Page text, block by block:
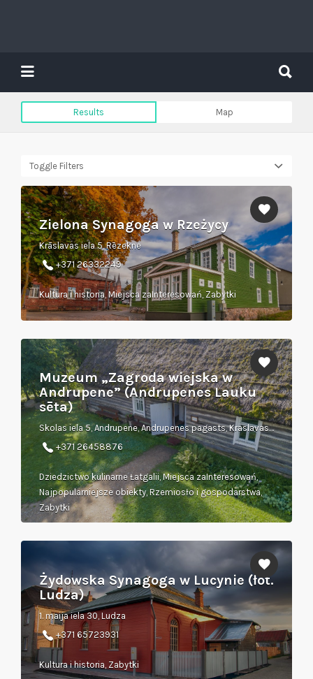
Tavs brīvdienu ceļvedis
for:
Results Map
Toggle Filters
Zielona Synagoga w Rzeżycy
Krāslavas iela 5, Rēzekne
+371 26332249
Kultura i historia, Miejsca zaInteresowań, Zabytki
Muzeum „Zagroda wiejska w
Andrupene” (Andrupenes Lauku
sēta)
Skolas iela 5, Andrupene, Andrupenes pagasts, Kraslavas novads
+371 26458876
Dziedzictwo kulinarne Łatgalii, Miejsca zaInteresowań,
Najpopularniejsze obiekty, Rzemiosło i gospodarstwa,
Zabytki
Żydowska Synagoga w Lucynie (łot.
Ludza)
1. maija iela 30, Ludza
+371 65723931
Kultura i historia, Zabytki